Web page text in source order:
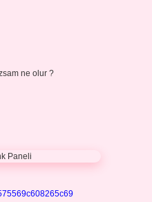
ne olur ?